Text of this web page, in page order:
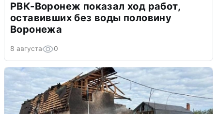
РВК-Воронеж показал ход работ,
оставивших без воды половину
Воронежа
8 августа 0